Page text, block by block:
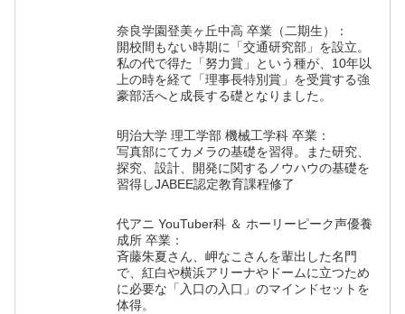
奈良学園登美ヶ丘中高 卒業（二期生）：
開校間もない時期に「交通研究部」を設立。
私の代で得た「努力賞」という種が、10年以
上の時を経て「理事長特別賞」を受賞する強
豪部活へと成長する礎となりました。
明治大学 理工学部 機械工学科 卒業：
写真部にてカメラの基礎を習得。また研究、
探究、設計、開発に関するノウハウの基礎を
習得しJABEE認定教育課程修了
代アニ YouTuber科 ＆ ホーリーピーク声優養
成所 卒業：
斉藤朱夏さん、岬なこさんを輩出した名門
で、紅白や横浜アリーナやドームに立つため
に必要な「入口の入口」のマインドセットを
体得。